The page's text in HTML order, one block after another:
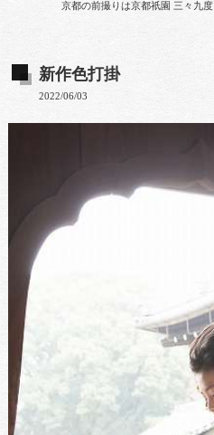
京都の前撮りは京都祇園 三々九度
新作色打掛
2022/06/03